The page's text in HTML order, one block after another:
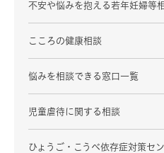
不安や悩みを抱える若年妊婦等
こころの健康相談
悩みを相談できる窓口一覧
児童虐待に関する相談
ひょうご・こうべ依存症対策セ